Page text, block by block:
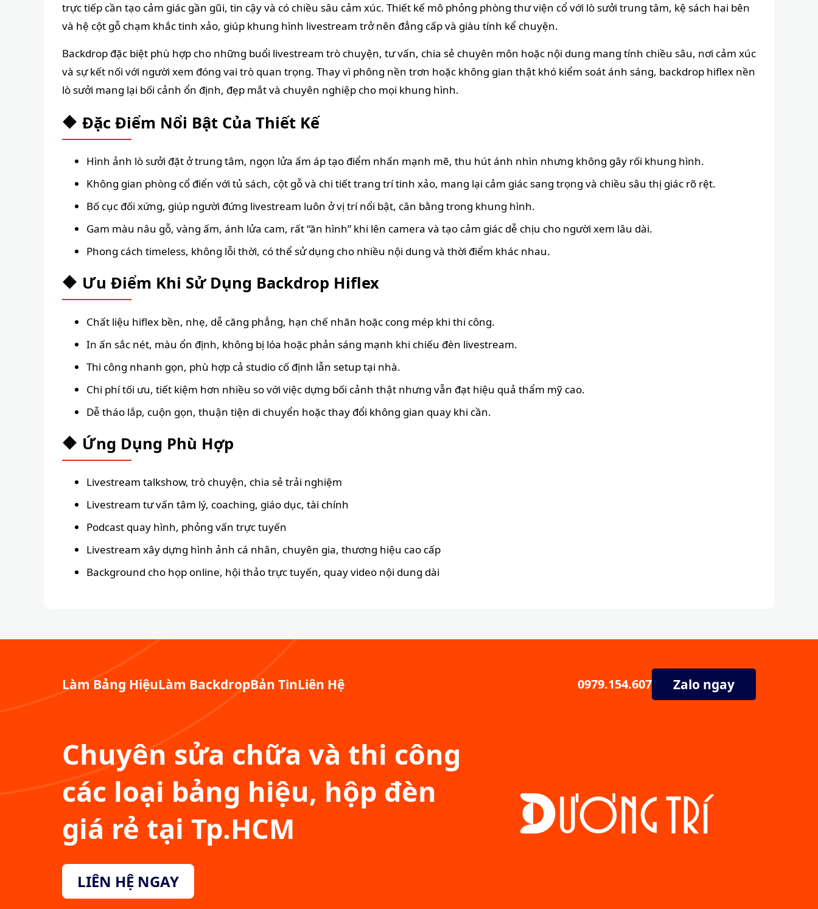
trực tiếp cần tạo cảm giác gần gũi, tin cậy và có chiều sâu cảm xúc. Thiết kế mô phỏng phòng thư viện cổ với lò sưởi trung tâm, kệ sách hai bên
và hệ cột gỗ chạm khắc tinh xảo, giúp khung hình livestream trở nên đẳng cấp và giàu tính kể chuyện.
Backdrop đặc biệt phù hợp cho những buổi livestream trò chuyện, tư vấn, chia sẻ chuyên môn hoặc nội dung mang tính chiều sâu, nơi cảm xúc
và sự kết nối với người xem đóng vai trò quan trọng. Thay vì phông nền trơn hoặc không gian thật khó kiểm soát ánh sáng, backdrop hiflex nền
lò sưởi mang lại bối cảnh ổn định, đẹp mắt và chuyên nghiệp cho mọi khung hình.
🔶 Đặc Điểm Nổi Bật Của Thiết Kế
Hình ảnh lò sưởi đặt ở trung tâm, ngọn lửa ấm áp tạo điểm nhấn mạnh mẽ, thu hút ánh nhìn nhưng không gây rối khung hình.
Không gian phòng cổ điển với tủ sách, cột gỗ và chi tiết trang trí tinh xảo, mang lại cảm giác sang trọng và chiều sâu thị giác rõ rệt.
Bố cục đối xứng, giúp người đứng livestream luôn ở vị trí nổi bật, cân bằng trong khung hình.
Gam màu nâu gỗ, vàng ấm, ánh lửa cam, rất “ăn hình” khi lên camera và tạo cảm giác dễ chịu cho người xem lâu dài.
Phong cách timeless, không lỗi thời, có thể sử dụng cho nhiều nội dung và thời điểm khác nhau.
🔶 Ưu Điểm Khi Sử Dụng Backdrop Hiflex
Chất liệu hiflex bền, nhẹ, dễ căng phẳng, hạn chế nhăn hoặc cong mép khi thi công.
In ấn sắc nét, màu ổn định, không bị lóa hoặc phản sáng mạnh khi chiếu đèn livestream.
Thi công nhanh gọn, phù hợp cả studio cố định lẫn setup tại nhà.
Chi phí tối ưu, tiết kiệm hơn nhiều so với việc dựng bối cảnh thật nhưng vẫn đạt hiệu quả thẩm mỹ cao.
Dễ tháo lắp, cuộn gọn, thuận tiện di chuyển hoặc thay đổi không gian quay khi cần.
🔶 Ứng Dụng Phù Hợp
Livestream talkshow, trò chuyện, chia sẻ trải nghiệm
Livestream tư vấn tâm lý, coaching, giáo dục, tài chính
Podcast quay hình, phỏng vấn trực tuyến
Livestream xây dựng hình ảnh cá nhân, chuyên gia, thương hiệu cao cấp
Background cho họp online, hội thảo trực tuyến, quay video nội dung dài
Làm Bảng HiệuLàm BackdropBản TinLiên Hệ 0979.154.607 Zalo ngay
Chuyên sửa chữa và thi công
các loại bảng hiệu, hộp đèn
giá rẻ tại Tp.HCM
LIÊN HỆ NGAY